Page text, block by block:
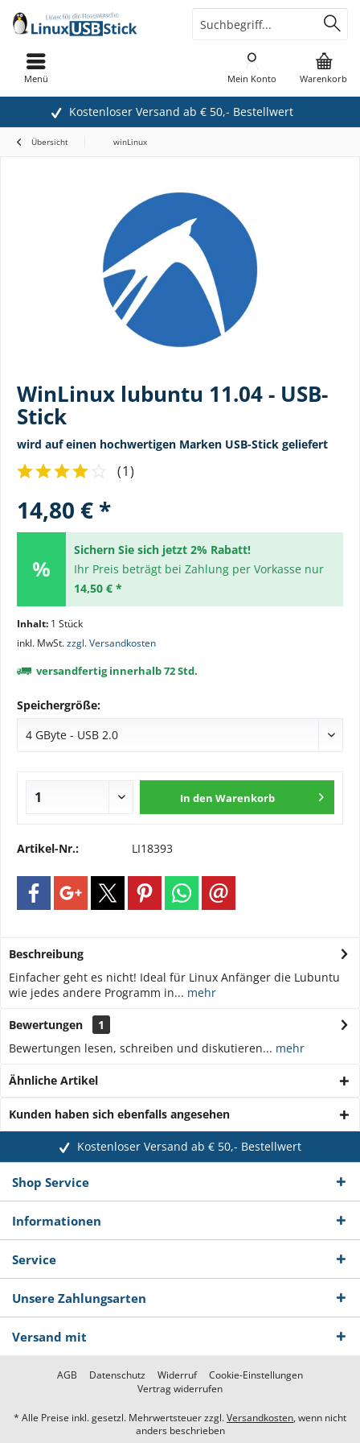
Kostenloser Versand ab € 50,- Bestellwert
Warenkorb
Mein Konto
Menü
Übersicht winLinux
WinLinux lubuntu 11.04 - USB-
Stick
wird auf einen hochwertigen Marken USB-Stick geliefert
(1)
14,80 € *
Sichern Sie sich jetzt 2% Rabatt!
Ihr Preis beträgt bei Zahlung per Vorkasse nur
14,50 € *
Inhalt: 1 Stück
inkl. MwSt.zzgl. Versandkosten
versandfertig innerhalb 72 Std.
Speichergröße:
In den Warenkorb
Artikel-Nr.: LI18393
Beschreibung
Einfacher geht es nicht! Ideal für Linux Anfänger die Lubuntu
wie jedes andere Programm in... mehr
Bewertungen
1
Bewertungen lesen, schreiben und diskutieren... mehr
Ähnliche Artikel
Kunden haben sich ebenfalls angesehen
Kostenloser Versand ab € 50,- Bestellwert
Shop Service
Informationen
Service
Unsere Zahlungsarten
Versand mit
AGB Datenschutz Widerruf
Cookie-Einstellungen
Vertrag widerrufen
* Alle Preise inkl. gesetzl. Mehrwertsteuer zzgl.Versandkosten, wenn nicht
anders beschrieben